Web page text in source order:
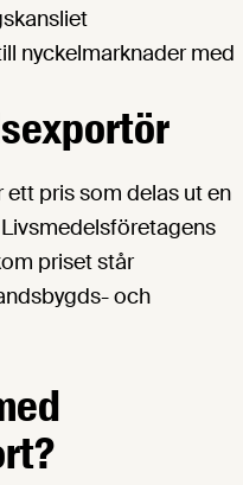
nyckelmarknader med
pris som delas ut en
priset står
och